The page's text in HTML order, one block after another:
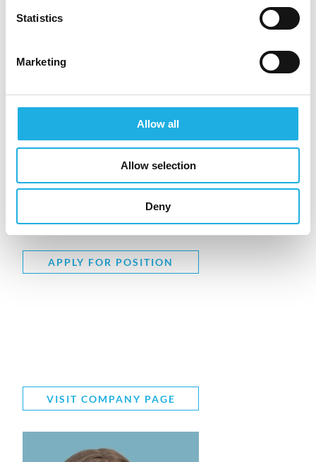
Statistics
Marketing
Allow all
Allow selection
Deny
AS ved Hanna Kaupang på telefon 481 72
198.
CV og søknad sendes via søkeknappen. I
henhold til GDPR ber vi deg om å ikke sende
APPLY FOR POSITION
APPLY FOR POSITION
VISIT COMPANY PAGE